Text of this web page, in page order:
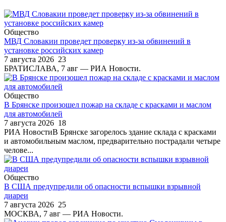
Общество
МВД Словакии проведет проверку из-за обвинений в
установке российских камер
7 августа 2026 23
БРАТИСЛАВА, 7 авг — РИА Новости.
Общество
В Брянске произошел пожар на складе с красками и маслом
для автомобилей
7 августа 2026 18
РИА НовостиВ Брянске загорелось здание склада с красками
и автомобильным маслом, предварительно пострадали четыре
челове...
Общество
В США предупредили об опасности вспышки взрывной
диареи
7 августа 2026 25
МОСКВА, 7 авг — РИА Новости.